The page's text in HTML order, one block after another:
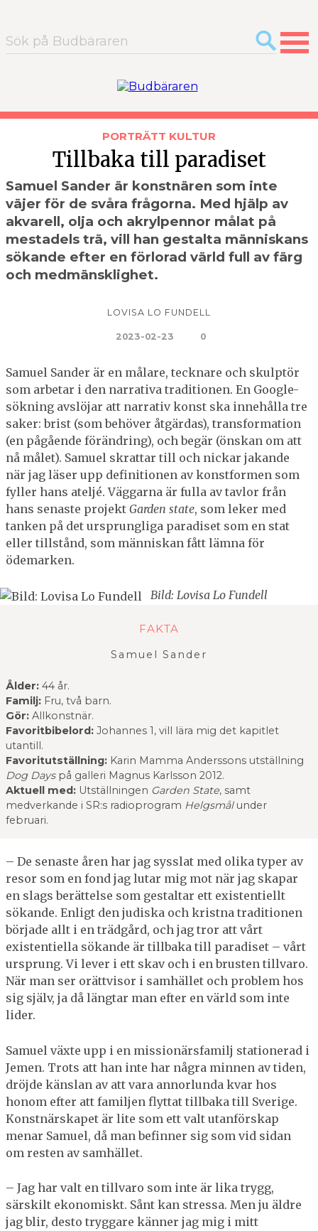
Sök
efter:
PORTRÄTT KULTUR
Tillbaka till paradiset
Samuel Sander är konstnären som inte
väjer för de svåra frågorna. Med hjälp av
akvarell, olja och akrylpennor målat på
mestadels trä, vill han gestalta människans
sökande efter en förlorad värld full av färg
och medmänsklighet.
LOVISA LO FUNDELL
2023-02-23 0
Samuel Sander är en målare, tecknare och skulptör
som arbetar i den narrativa traditionen. En Google-
sökning avslöjar att narrativ konst ska innehålla tre
saker: brist (som behöver åtgärdas), transformation
(en pågående förändring), och begär (önskan om att
nå målet). Samuel skrattar till och nickar jakande
när jag läser upp definitionen av konstformen som
fyller hans ateljé. Väggarna är fulla av tavlor från
hans senaste projektGarden state, som leker med
tanken på det ursprungliga paradiset som en stat
eller tillstånd, som människan fått lämna för
ödemarken.
Bild: Lovisa Lo Fundell
FAKTA
Samuel Sander
Ålder: 44 år.
Familj: Fru, två barn.
Gör: Allkonstnär.
Favoritbibelord: Johannes 1, vill lära mig det kapitlet
utantill.
Favoritutställning: Karin Mamma Anderssons utställning
Dog Days på galleri Magnus Karlsson 2012.
Aktuell med: Utställningen Garden State, samt
medverkande i SR:s radioprogram Helgsmålunder
februari.
– De senaste åren har jag sysslat med olika typer av
resor som en fond jag lutar mig mot när jag skapar
en slags berättelse som gestaltar ett existentiellt
sökande. Enligt den judiska och kristna traditionen
började allt i en trädgård, och jag tror att vårt
existentiella sökande är tillbaka till paradiset – vårt
ursprung. Vi lever i ett skav och i en brusten tillvaro.
När man ser orättvisor i samhället och problem hos
sig själv, ja då längtar man efter en värld som inte
lider.
Samuel växte upp i en missionärsfamilj stationerad i
Jemen. Trots att han inte har några minnen av tiden,
dröjde känslan av att vara annorlunda kvar hos
honom efter att familjen flyttat tillbaka till Sverige.
Konstnärskapet är lite som ett valt utanförskap
menar Samuel, då man befinner sig som vid sidan
om resten av samhället.
– Jag har valt en tillvaro som inte är lika trygg,
särskilt ekonomiskt. Sånt kan stressa. Men ju äldre
jag blir, desto tryggare känner jag mig i mitt